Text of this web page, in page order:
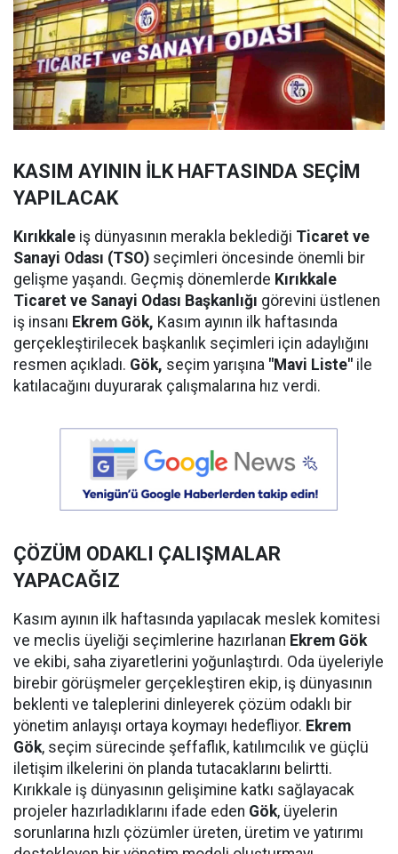
KASIM AYININ İLK HAFTASINDA SEÇİM
YAPILACAK
Kırıkkale iş dünyasının merakla beklediği Ticaret ve
Sanayi Odası (TSO) seçimleri öncesinde önemli bir
gelişme yaşandı. Geçmiş dönemlerde Kırıkkale
Ticaret ve Sanayi Odası Başkanlığı görevini üstlenen
iş insanı Ekrem Gök, Kasım ayının ilk haftasında
gerçekleştirilecek başkanlık seçimleri için adaylığını
resmen açıkladı. Gök, seçim yarışına "Mavi Liste" ile
katılacağını duyurarak çalışmalarına hız verdi.
ÇÖZÜM ODAKLI ÇALIŞMALAR
YAPACAĞIZ
Kasım ayının ilk haftasında yapılacak meslek komitesi
ve meclis üyeliği seçimlerine hazırlanan Ekrem Gök
ve ekibi, saha ziyaretlerini yoğunlaştırdı. Oda üyeleriyle
birebir görüşmeler gerçekleştiren ekip, iş dünyasının
beklenti ve taleplerini dinleyerek çözüm odaklı bir
yönetim anlayışı ortaya koymayı hedefliyor. Ekrem
Gök, seçim sürecinde şeffaflık, katılımcılık ve güçlü
iletişim ilkelerini ön planda tutacaklarını belirtti.
Kırıkkale iş dünyasının gelişimine katkı sağlayacak
projeler hazırladıklarını ifade eden Gök, üyelerin
sorunlarına hızlı çözümler üreten, üretim ve yatırımı